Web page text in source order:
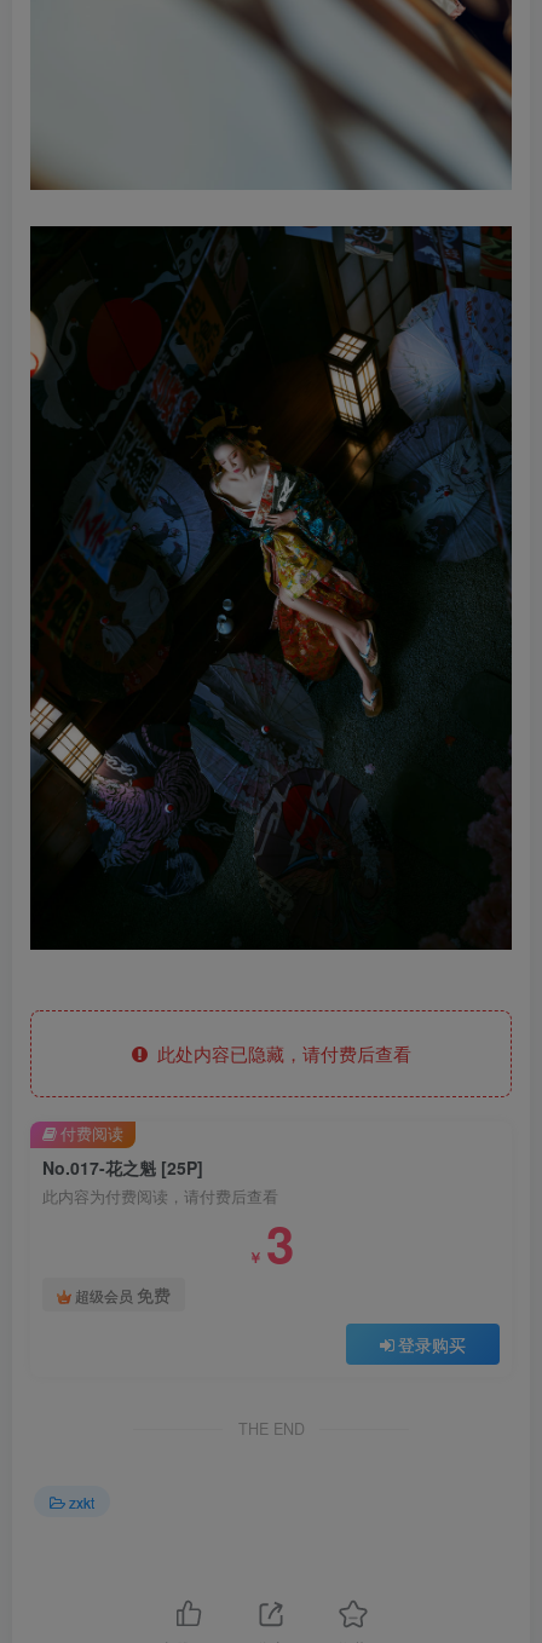
此处内容已隐藏，请付费后查看
No.017-花之魁 [25P]
此内容为付费阅读，请付费后查看
￥ 3
超级会员 免费
登录购买
付费阅读
THE END
zxkt